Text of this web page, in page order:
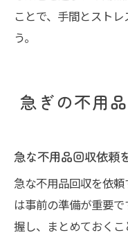
ことで、手間とスト
う。
急ぎの不用
急な不用品回収依頼
急な不用品回収を依
は事前の準備が重要
握し、まとめておく